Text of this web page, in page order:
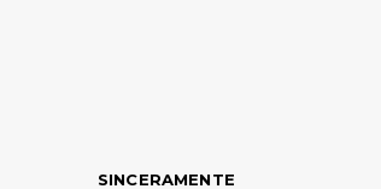
SINCERAMENTE